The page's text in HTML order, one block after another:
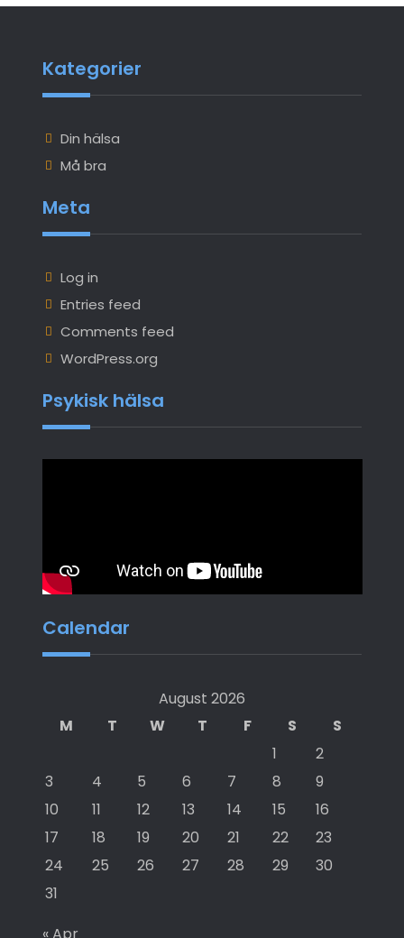
Kategorier
Din hälsa
Må bra
Meta
Log in
Entries feed
Comments feed
WordPress.org
Psykisk hälsa
Calendar
August 2026
M
T W T F S
S
1
2
3
4 5 6 7 8
9
10
11 12 13 14 15
16
17
18 19 20 21 22
23
24
25 26 27 28 29
30
31